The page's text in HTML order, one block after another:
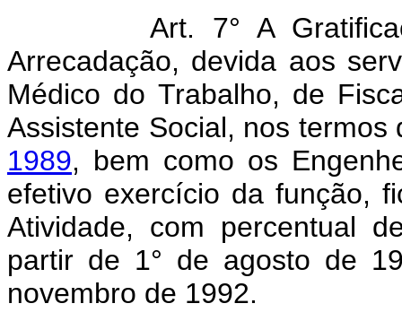
Art. 7° A
Arrecadação, devida aos
Médico do Trabalho, de
Assistente Social, nos
1989, bem como os
efetivo exercício da função,
Atividade, com percentual
partir de 1° de agosto de
novembro de 1992.